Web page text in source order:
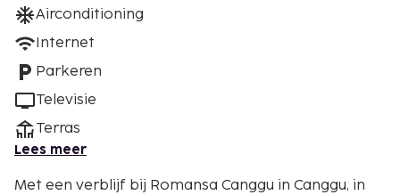
Airconditioning
Internet
Parkeren
Televisie
Terras
Lees meer
Met een verblijf bij Romansa Canggu in Canggu, in